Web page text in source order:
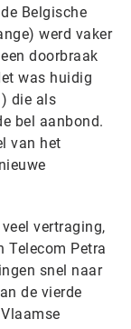
Belgische
werd vaker
doorbraak
was huidig
die als
bel aanbond.
van het
vertraging,
Telecom Petra
snel naar
de vierde